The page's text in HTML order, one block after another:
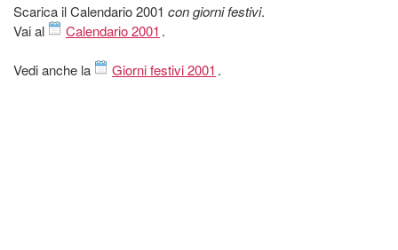
Scarica il Calendario 2001 con giorni festivi.
Vai al
Calendario 2001 .
Vedi anche la Giorni festivi 2001 .